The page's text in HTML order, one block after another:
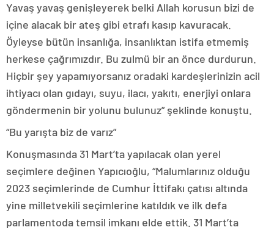
Yavaş yavaş genişleyerek belki Allah korusun bizi de
içine alacak bir ateş gibi etrafı kasıp kavuracak.
Öyleyse bütün insanlığa, insanlıktan istifa etmemiş
herkese çağrımızdır. Bu zulmü bir an önce durdurun.
Hiçbir şey yapamıyorsanız oradaki kardeşlerinizin acil
ihtiyacı olan gıdayı, suyu, ilacı, yakıtı, enerjiyi onlara
göndermenin bir yolunu bulunuz” şeklinde konuştu.
“Bu yarışta biz de varız”
Konuşmasında 31 Mart’ta yapılacak olan yerel
seçimlere değinen Yapıcıoğlu, “Malumlarınız olduğu
2023 seçimlerinde de Cumhur İttifakı çatısı altında
yine milletvekili seçimlerine katıldık ve ilk defa
parlamentoda temsil imkanı elde ettik. 31 Mart’ta